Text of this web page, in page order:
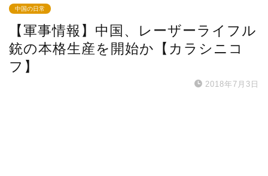
中国の日常
【軍事情報】中国、レーザーライフル
銃の本格生産を開始か【カラシニコ
フ】
2018年7月3日